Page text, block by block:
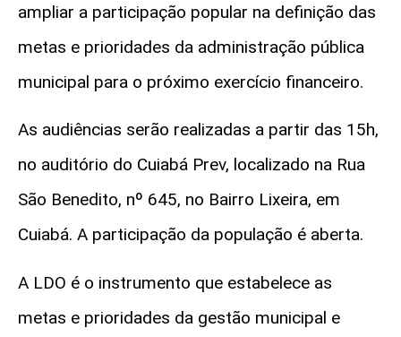
ampliar a participação popular na definição das
metas e prioridades da administração pública
municipal para o próximo exercício financeiro.
As audiências serão realizadas a partir das 15h,
no auditório do Cuiabá Prev, localizado na Rua
São Benedito, nº 645, no Bairro Lixeira, em
Cuiabá. A participação da população é aberta.
A LDO é o instrumento que estabelece as
metas e prioridades da gestão municipal e